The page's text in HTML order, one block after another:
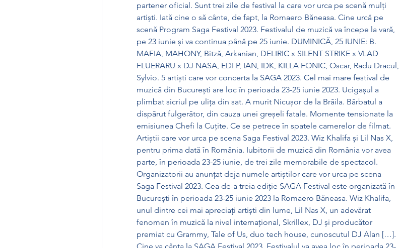
partener oficial. Sunt trei zile de festival la care vor urca pe scenă mulți
artiști. Iată cine o să cânte, de fapt, la Romaero Băneasa. Cine urcă pe
scenă Program Saga Festival 2023. Festivalul de muzică va începe la vară,
pe 23 iunie și va continua până pe 25 iunie. DUMINICĂ, 25 IUNIE: B.
MAFIA, MAHONY, Bitză, Arkanian, DELIRIC x SILENT STRIKE x VLAD
FLUERARU x DJ NASA, EDI P, IAN, IDK, KILLA FONIC, Oscar, Radu Dracul,
Sylvio. 5 artiști care vor concerta la SAGA 2023. Cel mai mare festival de
muzică din București are loc în perioada 23-25 iunie 2023. Ucigașul a
plimbat sicriul pe ulița din sat. A murit Nicușor de la Brăila. Bărbatul a
dispărut fulgerător, din cauza unei greșeli fatale. Momente tensionate la
emisiunea Chefi la Cuțite. Ce se petrece în spatele camerelor de filmat.
Artiștii care vor urca pe scena Saga Festival 2023. Wiz Khalifa și Lil Nas X,
pentru prima dată în România. Iubitorii de muzică din România vor avea
parte, în perioada 23-25 iunie, de trei zile memorabile de spectacol.
Organizatorii au anunțat deja numele artiștilor care vor urca pe scena
Saga Festival 2023. Cea de-a treia ediție SAGA Festival este organizată în
București în perioada 23-25 iunie 2023 la Romaero Băneasa. Wiz Khalifa,
unul dintre cei mai apreciați artiști din lume, Lil Nas X, un adevărat
fenomen în muzică la nivel internațional, Skrillex, DJ și producător
premiat cu Grammy, Tale of Us, duo tech house, cunoscutul DJ Alan […].